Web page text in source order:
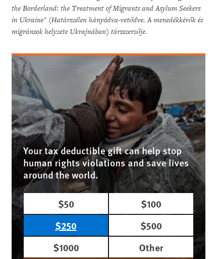
the Borderland: the Treatment of Migrants and Asylum Seekers
in Ukraine" (Határszélen hányódva-vetődve. A menedékkérők és
migránsok helyzete Ukrajnában) társszerzője.
Your tax deductible gift can help stop
human rights violations and save lives
around the world.
$50
$100
$250
$500
$1000
Other